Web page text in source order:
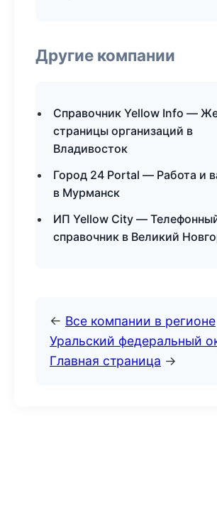
Другие компании
Справочник Yellow Info —
страницы организаций в
Владивосток
Город 24 Portal — Работа и
в Мурманск
ИП Yellow City —
справочник в Великий
← Все компании в регионе
Уральский федеральный
Главная страница →